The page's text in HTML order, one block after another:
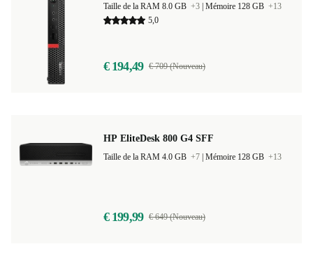
Taille de la RAM 8.0 GB +3 Mémoire 128 GB +13
5,0
€ 194,49 € 709 (Nouveau)
HP EliteDesk 800 G4 SFF
Taille de la RAM 4.0 GB +7 Mémoire 128 GB +13
€ 199,99 € 649 (Nouveau)